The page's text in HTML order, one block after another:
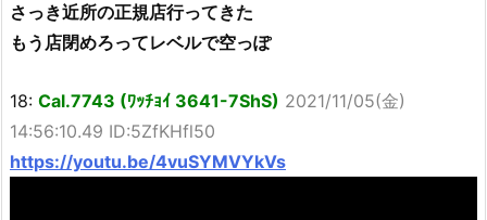
さっき近所の正規店行ってきた
もう店閉めろってレベルで空っぽ
18: Cal.7743 (ﾜｯﾁｮｲ 3641-7ShS) 2021/11/05(金)
14:56:10.49 ID:5ZfKHfl50
https://youtu.be/4vuSYMVYkVs